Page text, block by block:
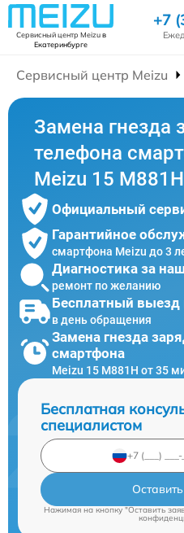
Сервисный центр Meizuв
Екатеринбурге
+7
Сервисный центр Meizu
Замена гнезда
телефона
Meizu 15 M881H
Официальный
Гарантийное
смартфона Meizu до 3
Диагностика за
ремонт по желанию
Бесплатный выезд
в день обращения
Замена гнезда
смартфона
Meizu 15 M881H от 35
Бесплатная
специалистом
Нажимая на кнопку "Оставить